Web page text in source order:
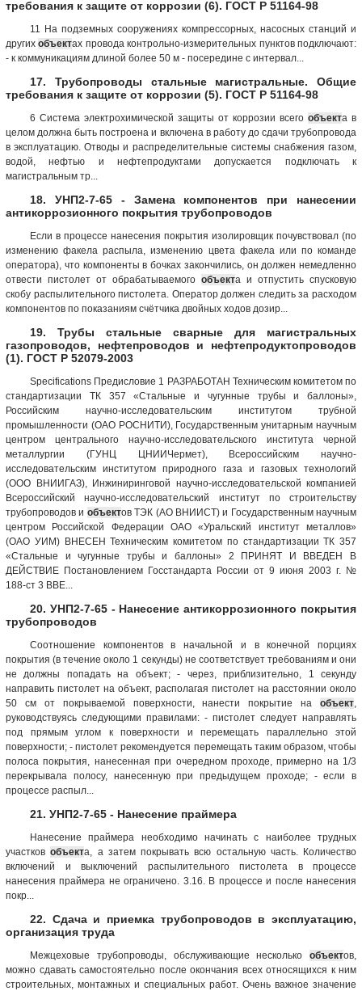
требования к защите от коррозии (6). ГОСТ Р 51164-98
11 На подземных сооружениях компрессорных, насосных станций и
другихобъектах провода контрольно-измерительных пунктов подключают:
- к коммуникациям длиной более 50 м - посередине с интервал...
17. Трубопроводы стальные магистральные. Общие
требования к защите от коррозии (5). ГОСТ Р 51164-98
6 Система электрохимической защиты от коррозии всего объекта в
целом должна быть построена и включена в работу до сдачи трубопровода
в эксплуатацию. Отводы и распределительные системы снабжения газом,
водой, нефтью и нефтепродуктами допускается подключать к
магистральным тр...
18. УНП2-7-65 - Замена компонентов при нанесении
антикоррозионного покрытия трубопроводов
Если в процессе нанесения покрытия изолировщик почувствовал (по
изменению факела распыла, изменению цвета факела или по команде
оператора), что компоненты в бочках закончились, он должен немедленно
отвести пистолет от обрабатываемого объекта и отпустить спусковую
скобу распылительного пистолета. Оператор должен следить за расходом
компонентов по показаниям счётчика двойных ходов дозир...
19. Трубы стальные сварные для магистральных
газопроводов, нефтепроводов и нефтепродуктопроводов
(1). ГОСТ Р 52079-2003
Specifications Предисловие 1 РАЗРАБОТАН Техническим комитетом по
стандартизации ТК 357 «Стальные и чугунные трубы и баллоны»,
Российским научно-исследовательским институтом трубной
промышленности (ОАО РОСНИТИ), Государственным унитарным научным
центром центрального научно-исследовательского института черной
металлургии (ГУНЦ ЦНИИЧермет), Всероссийским научно-
исследовательским институтом природного газа и газовых технологий
(ООО ВНИИГАЗ), Инжиниринговой научно-исследовательской компанией
Всероссийский научно-исследовательский институт по строительству
трубопроводов и объектов ТЭК (АО ВНИИСТ) и Государственным научным
центром Российской Федерации ОАО «Уральский институт металлов»
(ОАО УИМ) ВНЕСЕН Техническим комитетом по стандартизации ТК 357
«Стальные и чугунные трубы и баллоны» 2 ПРИНЯТ И ВВЕДЕН В
ДЕЙСТВИЕ Постановлением Госстандарта России от 9 июня 2003 г. №
188-ст 3 ВВЕ...
20. УНП2-7-65 - Нанесение антикоррозионного покрытия
трубопроводов
Соотношение компонентов в начальной и в конечной порциях
покрытия (в течение около 1 секунды) не соответствует требованиям и они
не должны попадать на объект; - через, приблизительно, 1 секунду
направить пистолет на объект, располагая пистолет на расстоянии около
50 см от покрываемой поверхности, нанести покрытие на объект
руководствуясь следующими правилами: - пистолет следует направлять
под прямым углом к поверхности и перемещать параллельно этой
поверхности; - пистолет рекомендуется перемещать таким образом, чтобы
полоса покрытия, нанесенная при очередном проходе, примерно на 1/3
перекрывала полосу, нанесенную при предыдущем проходе; - если в
процессе распыл...
21. УНП2-7-65 - Нанесение праймера
Нанесение праймера необходимо начинать с наиболее трудных
участковобъекта, а затем покрывать всю остальную часть. Количество
включений и выключений распылительного пистолета в процессе
нанесения праймера не ограничено. 3.16. В процессе и после нанесения
покр...
22. Сдача и приемка трубопроводов в эксплуатацию,
организация труда
Межцеховые трубопроводы, обслуживающие несколько объектов,
можно сдавать самостоятельно после окончания всех относящихся к ним
строительных, монтажных и специальных работ. Очень важное значение